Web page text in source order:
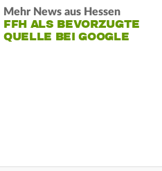
Mehr News aus Hessen
FFH ALS BEVORZUGTE
QUELLE BEI GOOGLE